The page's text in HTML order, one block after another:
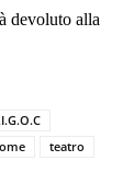
devoluto alla
teatro